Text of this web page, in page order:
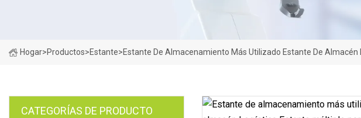
Hogar>Productos>Estante>Estante De Almacenamiento Más Utilizado Estante De Almacén
CATEGORÍAS DE PRODUCTO